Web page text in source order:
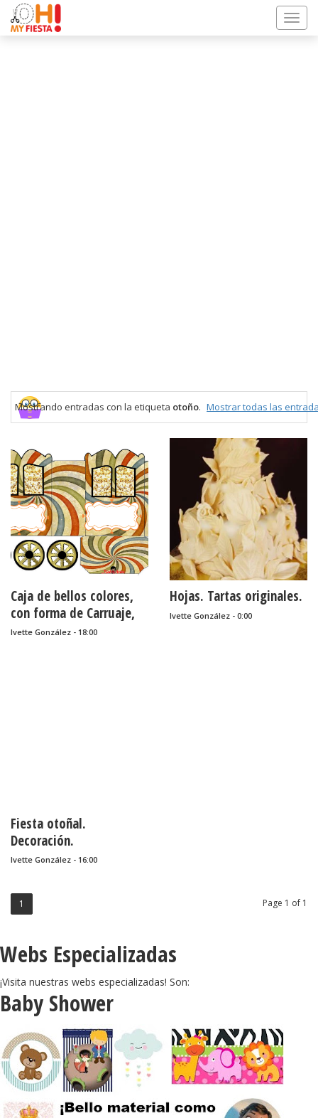
Mostrando entradas con la etiqueta otoño. Mostrar todas las
Caja de bellos colores,
con forma de Carruaje,
para Imprimir Gratis.
Ivette González - 18:00
Hojas. Tartas originales.
Ivette González - 0:00
Fiesta otoñal.
Decoración.
Ivette González - 16:00
Page 1 of 1
1
Webs Especializadas
¡Visita nuestras webs especializadas! Son:
Baby Shower